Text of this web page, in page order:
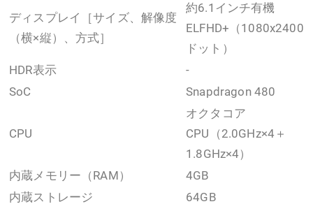
ディスプレイ［サイズ、解像度
（横×縦）、方式］
約6.1インチ有機
ELFHD+（1080x2400
ドット）
HDR表示
-
SoC
Snapdragon 480
CPU
オクタコア
CPU（2.0GHz×4＋
1.8GHz×4）
内蔵メモリー（RAM）
4GB
内蔵ストレージ
64GB